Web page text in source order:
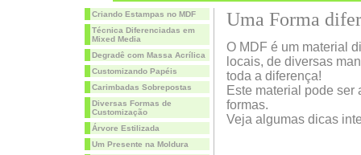
Criando Estampas no MDF
Técnica Diferenciadas em
Mixed Media
Degradê com Massa Acrílica
Customizando Papéis
Carimbadas Sobrepostas
Diversas Formas de
Customização
Árvore Estilizada
Um Presente na Moldura
Uma Forma
O MDF é um material
locais, de diversas
toda a diferença!
Este material pode ser
formas.
Veja algumas dicas